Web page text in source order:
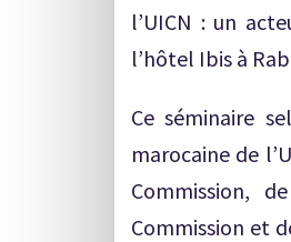
l’UICN : un
l’hôtel Ibis à
Ce séminaire
marocaine de
Commission,
Commission et